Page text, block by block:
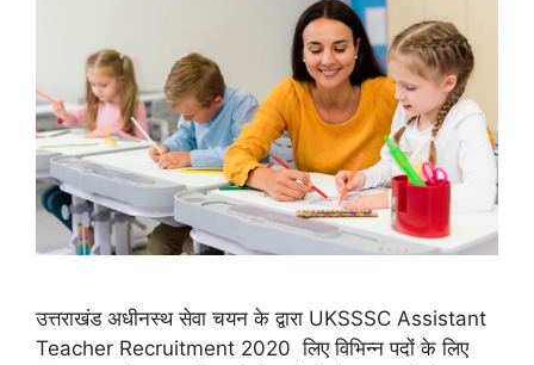
उत्तराखंड अधीनस्थ सेवा चयन के द्वारा UKSSSC Assistant
Teacher Recruitment 2020 लिए विभिन्न पदों के लिए